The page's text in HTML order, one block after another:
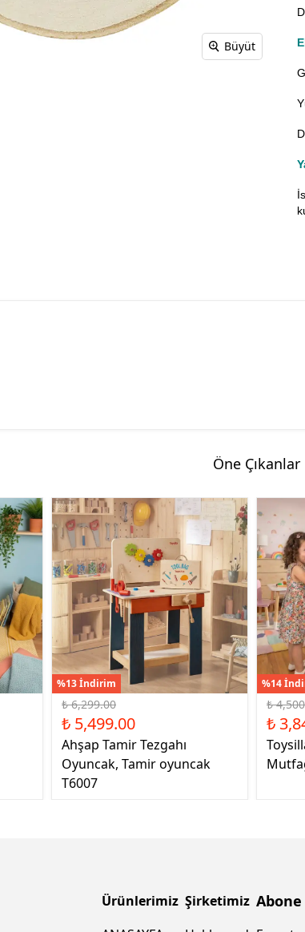
Büyüt
Öne Çıkanlar
%13 İndirim
₺ 6,299.00
₺ 5,499.00
Ahşap Tamir Tezgahı
Oyuncak, Tamir oyuncak
T6007
%14
₺
₺
Ürünlerimiz Şirketimiz